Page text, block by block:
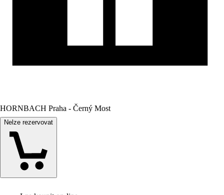
HORNBACH Praha - Černý Most
Nelze rezervovat